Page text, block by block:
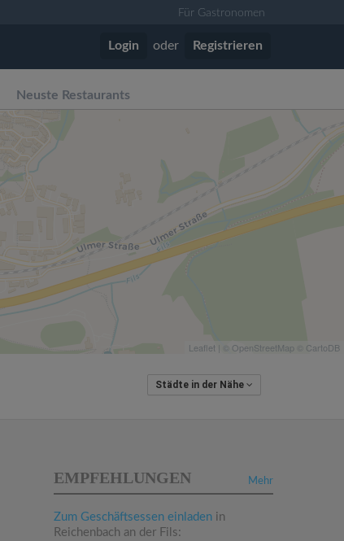
Für Gastronomen
Login oder Registrieren
Neuste Restaurants
Leaflet | © OpenStreetMap © CartoDB
Städte in der Nähe
Mehr
EMPFEHLUNGEN
Zum Geschäftsessen einladen in
Reichenbach an der Fils: